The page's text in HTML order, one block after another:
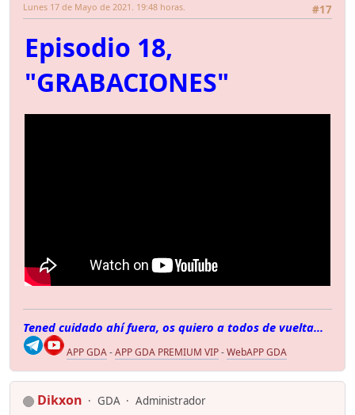
#17
Lunes 17 de Mayo de 2021. 19:48 horas.
Episodio 18,
"GRABACIONES"
Tened cuidado ahí fuera, os quiero a todos de vuelta...
APP GDA-APP GDA PREMIUM VIP-WebAPP GDA
Dikxon GDA Administrador